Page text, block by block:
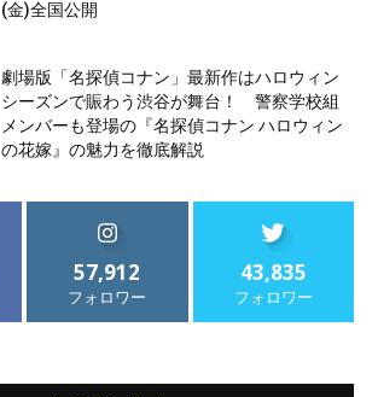
(金)全国公開
劇場版「名探偵コナン」最新作はハロウィン
シーズンで賑わう渋谷が舞台！ 警察学校組
メンバーも登場の『名探偵コナン ハロウィン
の花嫁』の魅力を徹底解説
57,912
フォロワー
43,835
フォロワー